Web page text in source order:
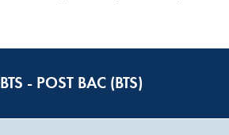
BTS - POST BAC (BTS)